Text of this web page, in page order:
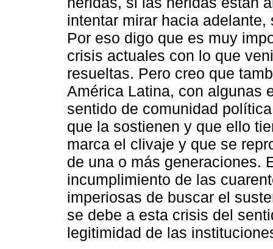
intentar mirar hacia adelante,
Por eso digo que es muy
crisis actuales con lo que
resueltas. Pero creo que
América Latina, con algunas
sentido de comunidad
que la sostienen y que ello
marca el clivaje y que se
de una o más generaciones.
incumplimiento de las
imperiosas de buscar el
se debe a esta crisis del
legitimidad de las